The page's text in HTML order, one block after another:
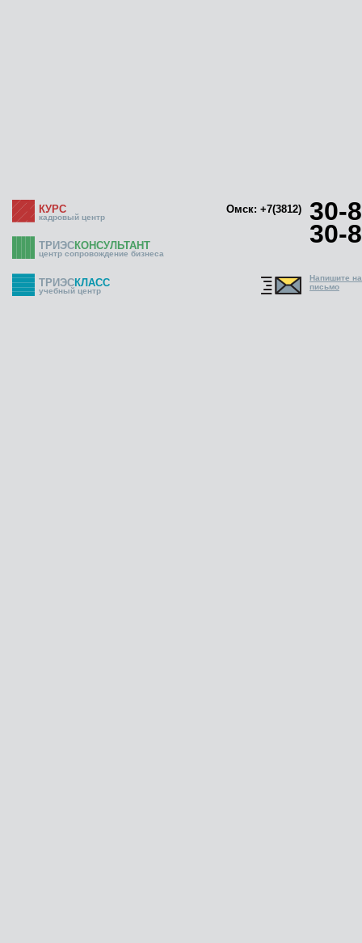
КУРС
кадровый центр
Омск: +7(3812) 30-
30-
ТРИЭСКОНСУЛЬТАНТ
центр сопровождение бизнеса
ТРИЭСКЛАСС
учебный центр
Напишите
письмо